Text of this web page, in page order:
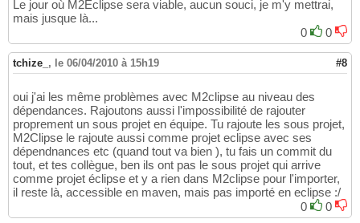
Le jour où M2Eclipse sera viable, aucun souci, je m'y mettrai,
mais jusque là...
0
0
tchize_ , le 06/04/2010 à 15h19 #8
oui j'ai les même problèmes avec M2clipse au niveau des
dépendances. Rajoutons aussi l'impossibilité de rajouter
proprement un sous projet en équipe. Tu rajoute les sous projet,
M2Clipse le rajoute aussi comme projet eclipse avec ses
dépendnances etc (quand tout va bien ), tu fais un commit du
tout, et tes collègue, ben ils ont pas le sous projet qui arrive
comme projet éclipse et y a rien dans M2clipse pour l'importer,
il reste là, accessible en maven, mais pas importé en eclipse :/
0
0